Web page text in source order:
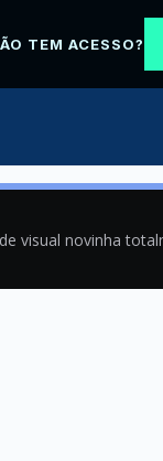
TEM ACESSO?
visual novinha